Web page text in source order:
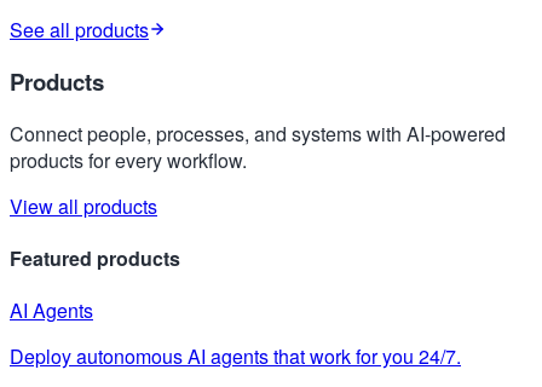
See all products
Products
Connect people, processes, and systems with AI-powered
products for every workflow.
View all products
Featured products
AI Agents
Deploy autonomous AI agents that work for you 24/7.